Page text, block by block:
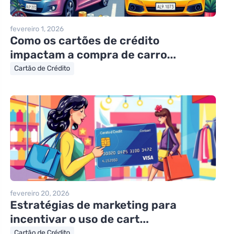
fevereiro 1, 2026
Como os cartões de crédito
impactam a compra de carro...
Cartão de Crédito
fevereiro 20, 2026
Estratégias de marketing para
incentivar o uso de cart...